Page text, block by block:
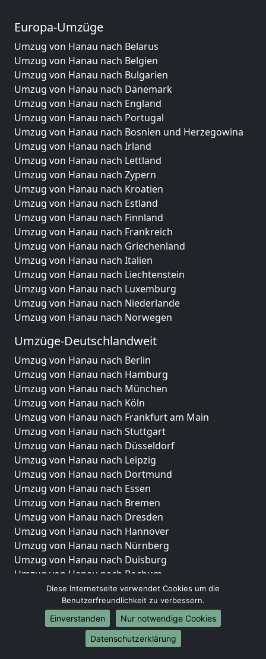
Europa-Umzüge
Umzug von Hanau nach Belarus
Umzug von Hanau nach Belgien
Umzug von Hanau nach Bulgarien
Umzug von Hanau nach Dänemark
Umzug von Hanau nach England
Umzug von Hanau nach Portugal
Umzug von Hanau nach Bosnien und Herzegowina
Umzug von Hanau nach Irland
Umzug von Hanau nach Lettland
Umzug von Hanau nach Zypern
Umzug von Hanau nach Kroatien
Umzug von Hanau nach Estland
Umzug von Hanau nach Finnland
Umzug von Hanau nach Frankreich
Umzug von Hanau nach Griechenland
Umzug von Hanau nach Italien
Umzug von Hanau nach Liechtenstein
Umzug von Hanau nach Luxemburg
Umzug von Hanau nach Niederlande
Umzug von Hanau nach Norwegen
Umzüge-Deutschlandweit
Umzug von Hanau nach Berlin
Umzug von Hanau nach Hamburg
Umzug von Hanau nach München
Umzug von Hanau nach Köln
Umzug von Hanau nach Frankfurt am Main
Umzug von Hanau nach Stuttgart
Umzug von Hanau nach Düsseldorf
Umzug von Hanau nach Leipzig
Umzug von Hanau nach Dortmund
Umzug von Hanau nach Essen
Umzug von Hanau nach Bremen
Umzug von Hanau nach Dresden
Umzug von Hanau nach Hannover
Umzug von Hanau nach Nürnberg
Umzug von Hanau nach Duisburg
Umzug von Hanau nach Bochum
Umzug von Hanau nach Wuppertal
Umzug von Hanau nach Bielefeld
Umzug von Hanau nach Bonn
Umzug von Hanau nach Münster
Diese Internetseite verwendet Cookies um die
Benutzerfreundlichkeit zu verbessern.
Einverstanden
Nur notwendige Cookies
Datenschutzerklärung